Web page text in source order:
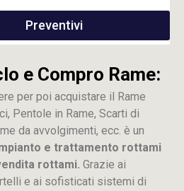
Preventivi
e Compro Rame:
per poi acquistare il Rame
Pentole in Rame, Scarti di
da avvolgimenti, ecc. è un
e trattamento rottami
rottami. Grazie ai
e ai sofisticati sistemi di